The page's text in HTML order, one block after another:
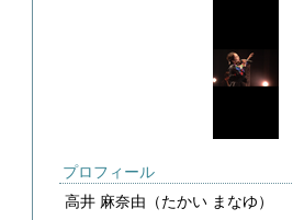
プロフィール
高井 麻奈由（たかい まなゆ）